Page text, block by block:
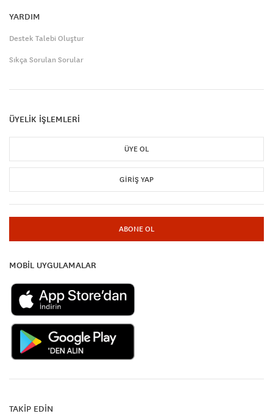
YARDIM
Destek Talebi Oluştur
Sıkça Sorulan Sorular
ÜYELİK İŞLEMLERİ
ÜYE OL
GIRIŞ YAP
ABONE OL
MOBİL UYGULAMALAR
TAKİP EDİN